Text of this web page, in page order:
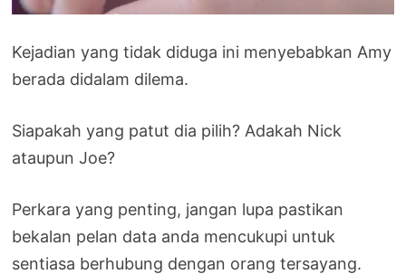
Kejadian yang tidak diduga ini menyebabkan Amy
berada didalam dilema.
Siapakah yang patut dia pilih? Adakah Nick
ataupun Joe?
Perkara yang penting, jangan lupa pastikan
bekalan pelan data anda mencukupi untuk
sentiasa berhubung dengan orang tersayang.